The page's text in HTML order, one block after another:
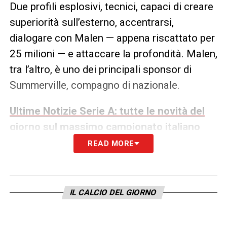
Due profili esplosivi, tecnici, capaci di creare
superiorità sull’esterno, accentrarsi,
dialogare con Malen — appena riscattato per
25 milioni — e attaccare la profondità. Malen,
tra l’altro, è uno dei principali sponsor di
Summerville, compagno di nazionale.
Ultime Notizie Serie A: tutte le novità del
giorno sul massimo campionato italiano
Summerville: concorrenza
feroce, ma la Roma gioca le sue
carte
READ MORE
IL CALCIO DEL GIORNO